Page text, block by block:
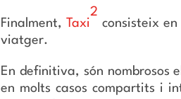
Finalment, Taxi
2
consisteix
viatger.
En definitiva, són nombrosos
en molts casos compartits i